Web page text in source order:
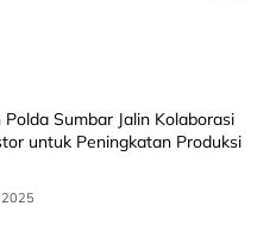
Sumbar Jalin Kolaborasi
untuk Peningkatan Produksi